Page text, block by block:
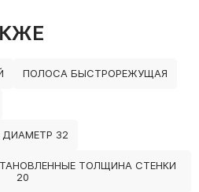
ПОЛОСА БЫСТРОРЕЖУЩАЯ
32
ТОЛЩИНА СТЕНКИ
20